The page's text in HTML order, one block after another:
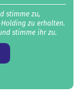
stimme zu,
zu erhalten.
stimme ihr zu.